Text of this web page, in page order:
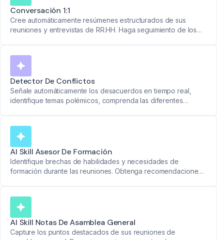
Conversación 1:1
Cree automáticamente resúmenes estructurados de sus
reuniones y entrevistas de RR.HH. Haga seguimiento de los
Detector De Conflictos
Señale automáticamente los desacuerdos en tiempo real,
identifique temas polémicos, comprenda las diferentes
AI Skill Asesor De Formación
Identifique brechas de habilidades y necesidades de
formación durante las reuniones. Obtenga recomendaciones
AI Skill Notas De Asamblea General
Capture los puntos destacados de sus reuniones de